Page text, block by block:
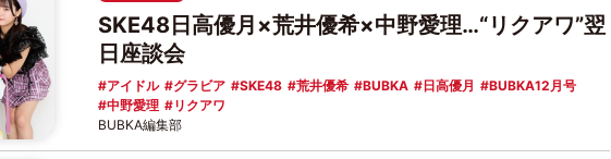
SKE48日高優月×荒井優希×中野愛理…“リクアワ”翌
日座談会
アイドル グラビア SKE48 荒井優希 BUBKA 日高優月
BUBKA12月号
中野愛理
リクアワ
BUBKA編集部